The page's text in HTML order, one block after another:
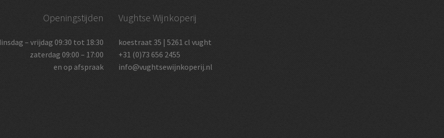
Openingstijden
– vrijdag 09:30 tot 18:30
zaterdag 09:00 – 17:00
en op afspraak
Vughtse Wijnkoperij
koestraat 35 | 5261 cl vught
+31 (0)73 656 2455
info@vughtsewijnkoperij.nl